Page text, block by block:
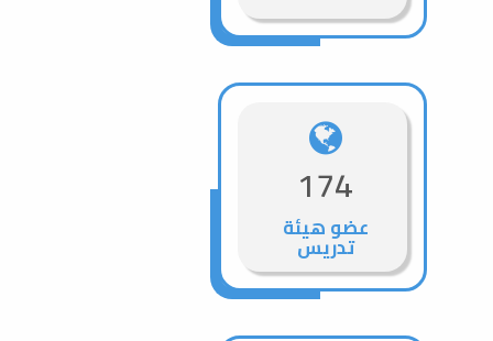
174
عضو هيئة
تدريس